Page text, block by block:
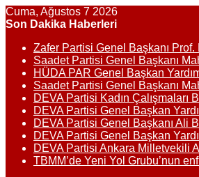
Cuma, Ağustos 7 2026
Son Dakika Haberleri
Zafer Partisi Genel Başkanı Prof.
Saadet Partisi Genel Başkanı
HÜDA PAR Genel Başkan
Saadet Partisi Genel Başkanı
DEVA Partisi Kadın
DEVA Partisi Genel Başkan
DEVA Partisi Genel Başkanı Ali
DEVA Partisi Genel Başkan
DEVA Partisi Ankara Milletvekili
TBMM’de Yeni Yol Grubu’nun